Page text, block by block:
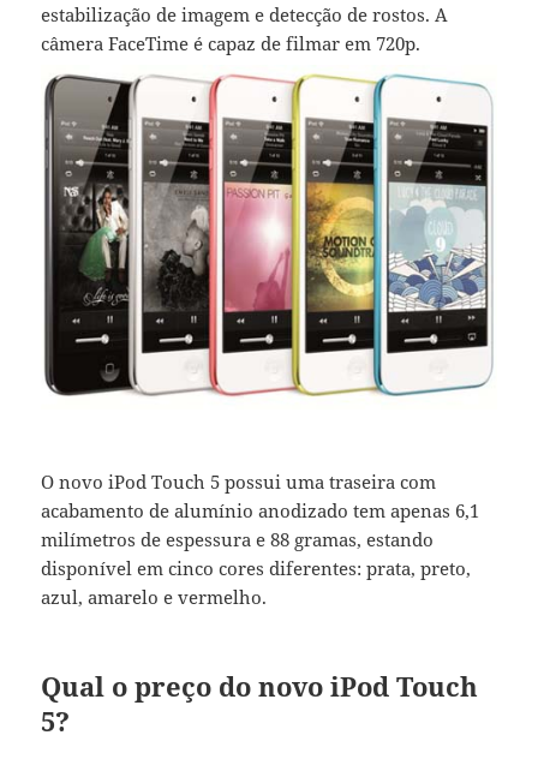
estabilização de imagem e detecção de rostos. A
câmera FaceTime é capaz de filmar em 720p.
O novo iPod Touch 5 possui uma traseira com
acabamento de alumínio anodizado tem apenas 6,1
milímetros de espessura e 88 gramas, estando
disponível em cinco cores diferentes: prata, preto,
azul, amarelo e vermelho.
Qual o preço do novo iPod Touch
5?